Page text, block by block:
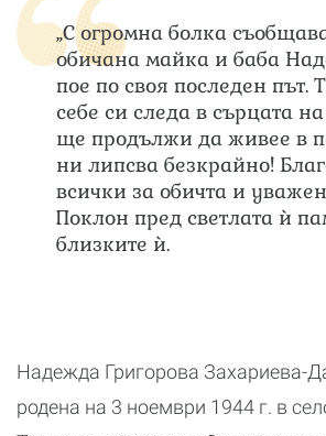
„С огромна болка
обичана майка и баба
пое по своя последен път.
себе си следа в сърцата
ще продължи да живее в
ни липсва безкрайно!
всички за обичта и
Поклон пред светлата ѝ
близките ѝ.
Надежда Григорова Захариева-
родена на 3 ноември 1944 г. в